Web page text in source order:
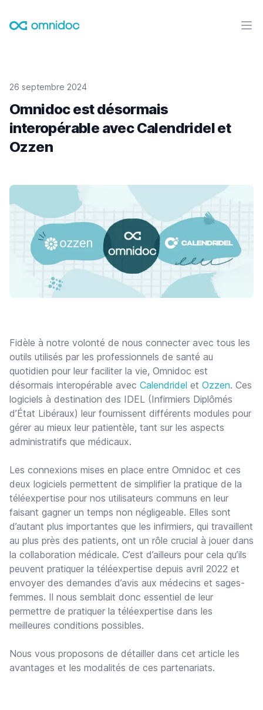
Omnidoc
26 septembre 2024
Omnidoc est désormais
interopérable avec Calendridel et
Ozzen
Fidèle à notre volonté de nous connecter avec tous les
outils utilisés par les professionnels de santé au
quotidien pour leur faciliter la vie, Omnidoc est
désormais interopérable avec Calendridel et Ozzen. Ces
logiciels à destination des IDEL (Infirmiers Diplômés
d’État Libéraux) leur fournissent différents modules pour
gérer au mieux leur patientèle, tant sur les aspects
administratifs que médicaux.
Les connexions mises en place entre Omnidoc et ces
deux logiciels permettent de simplifier la pratique de la
téléexpertise pour nos utilisateurs communs en leur
faisant gagner un temps non négligeable. Elles sont
d’autant plus importantes que les infirmiers, qui travaillent
au plus près des patients, ont un rôle crucial à jouer dans
la collaboration médicale. C’est d’ailleurs pour cela qu’ils
peuvent pratiquer la téléexpertise depuis avril 2022 et
envoyer des demandes d’avis aux médecins et sages-
femmes. Il nous semblait donc essentiel de leur
permettre de pratiquer la téléexpertise dans les
meilleures conditions possibles.
Nous vous proposons de détailler dans cet article les
avantages et les modalités de ces partenariats.